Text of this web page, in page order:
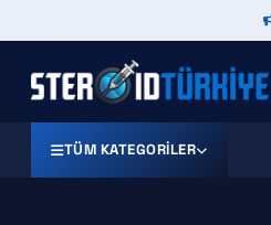
TÜM KATEGORILER